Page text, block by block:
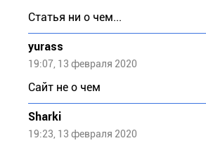
Статья ни о чем...
yurass
19:07, 13 февраля 2020
Сайт не о чем
Sharki
19:23, 13 февраля 2020